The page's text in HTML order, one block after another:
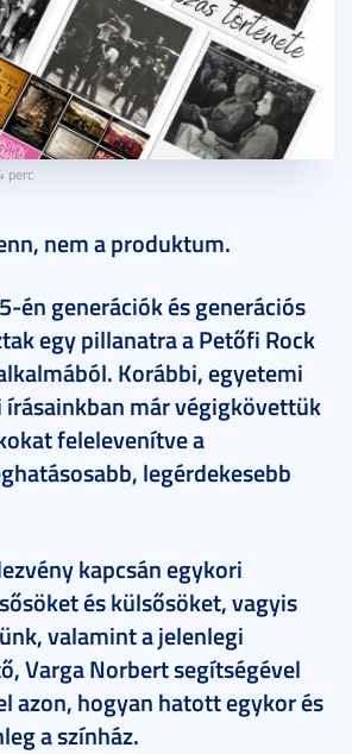
perc
nem a produktum.
én generációk és generációs
egy pillanatra a Petőfi Rock
Korábbi, egyetemi
már végigkövettük
felelevenítve a
legérdekesebb
kapcsán egykori
és külsősöket, vagyis
valamint a jelenlegi
Varga Norbert segítségével
azon, hogyan hatott egykor és
a színház.